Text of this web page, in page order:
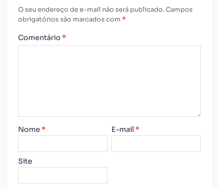
O seu endereço de e-mail não será publicado.Campos
obrigatórios são marcados com *
Comentário *
Nome * E-mail *
Site